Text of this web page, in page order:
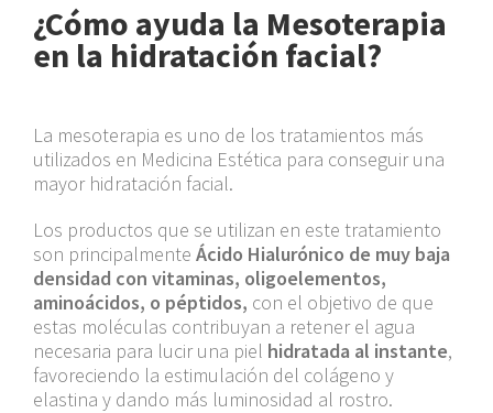
¿Cómo ayuda la Mesoterapia
en la hidratación facial?
La mesoterapia es uno de los tratamientos más
utilizados en Medicina Estética para conseguir una
mayor hidratación facial.
Los productos que se utilizan en este tratamiento
son principalmente Ácido Hialurónico de muy baja
densidad con vitaminas, oligoelementos,
aminoácidos, o péptidos, con el objetivo de que
estas moléculas contribuyan a retener el agua
necesaria para lucir una piel hidratada al instante,
favoreciendo la estimulación del colágeno y
elastina y dando más luminosidad al rostro.